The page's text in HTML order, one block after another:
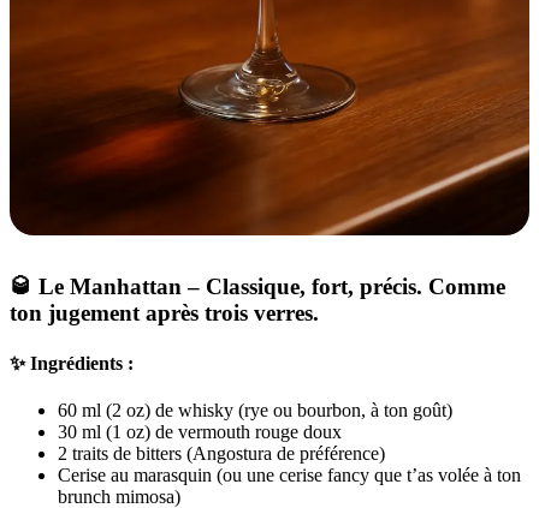
🥃 Le Manhattan– Classique, fort, précis. Comme
ton jugement après trois verres.
✨ Ingrédients :
60 ml (2 oz) de whisky (rye ou bourbon, à ton goût)
30 ml (1 oz) de vermouth rouge doux
2 traits de bitters (Angostura de préférence)
Cerise au marasquin (ou une cerise fancy que t’as volée à ton
brunch mimosa)